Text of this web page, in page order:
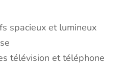
spacieux et lumineux
télévision et téléphone